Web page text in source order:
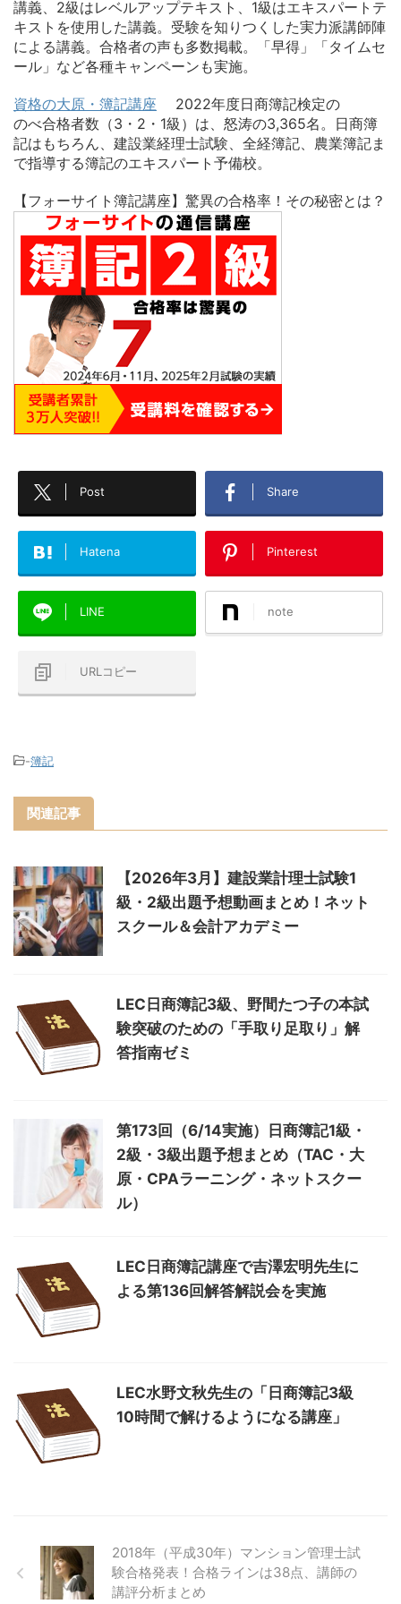
講義、2級はレベルアップテキスト、1級はエキスパートテ
キストを使用した講義。受験を知りつくした実力派講師陣
による講義。合格者の声も多数掲載。「早得」「タイムセ
ール」など各種キャンペーンも実施。
資格の大原・簿記講座 2022年度日商簿記検定の
のべ合格者数（3・2・1級）は、怒涛の3,365名。日商簿
記はもちろん、建設業経理士試験、全経簿記、農業簿記ま
で指導する簿記のエキスパート予備校。
【フォーサイト簿記講座】驚異の合格率！その秘密とは？
Post Share
Hatena Pinterest
LINE note
URLコピー
-簿記
関連記事
【2026年3月】建設業計理士試験1
級・2級出題予想動画まとめ！ネット
スクール＆会計アカデミー
LEC日商簿記3級、野間たつ子の本試
験突破のための「手取り足取り」解
答指南ゼミ
第173回（6/14実施）日商簿記1級・
2級・3級出題予想まとめ（TAC・大
原・CPAラーニング・ネットスクー
ル）
LEC日商簿記講座で吉澤宏明先生に
よる第136回解答解説会を実施
LEC水野文秋先生の「日商簿記3級
10時間で解けるようになる講座」
2018年（平成30年）マンション管理士試
験合格発表！合格ラインは38点、講師の
講評分析まとめ